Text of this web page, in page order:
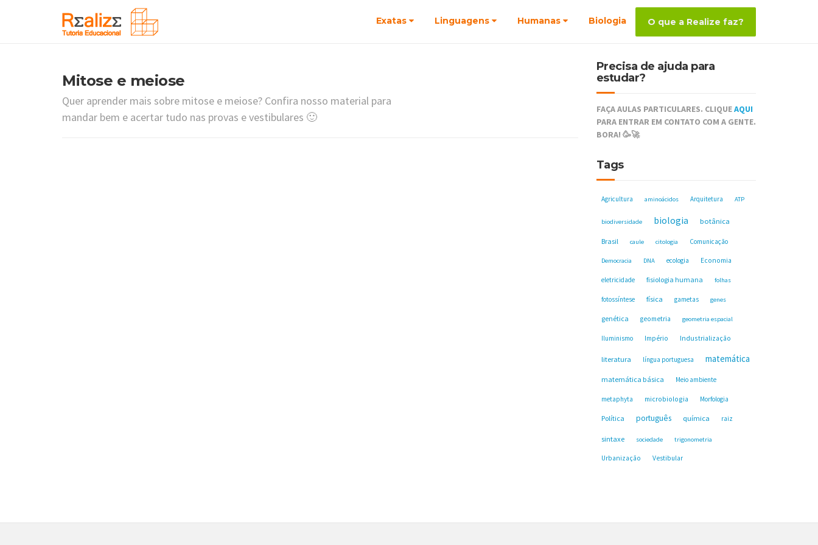
Exatas Linguagens Humanas Biologia O que a Realize faz?
Mitose e meiose
Quer aprender mais sobre mitose e meiose? Confira nosso material para
mandar bem e acertar tudo nas provas e vestibulares 🙂
Precisa de ajuda para
estudar?
FAÇA AULAS PARTICULARES. CLIQUEAQUI
PARA ENTRAR EM CONTATO COM A GENTE.
BORA! 🥳🚀
Tags
Agricultura aminoácidos Arquitetura ATP
biodiversidade biologia botânica
Brasil caule citologia Comunicação
Democracia DNA ecologia Economia
eletricidade fisiologia humana folhas
fotossíntese física gametas genes
genética geometria geometria espacial
Iluminismo Império Industrialização
literatura língua portuguesa matemática
matemática básica Meio ambiente
metaphyta microbiologia Morfologia
Política português química raiz
sintaxe sociedade trigonometria
Urbanização Vestibular